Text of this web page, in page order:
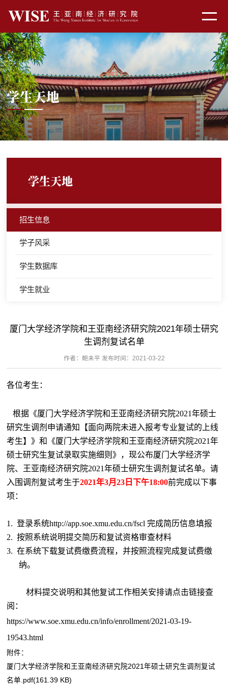
学生天地
学生天地
招生信息
学子风采
学生数据库
学生就业
厦门大学经济学院和王亚南经济研究院2021年硕士研究
生调剂复试名单
作者：鲍未平 发布时间：2021-03-22
各位考生：
根据《厦门大学经济学院和王亚南经济研究院2021年硕士
研究生调剂申请通知【面向两院未进入报考专业复试的上线
考生】》和《厦门大学经济学院和王亚南经济研究院2021年
硕士研究生复试录取实施细则》，现公布厦门大学经济学
院、王亚南经济研究院2021年硕士研究生调剂复试名单。请
入围调剂复试考生于2021年3月 23日下午18:00前完成以下事
项：
1. 登录系统http://app.soe.xmu.edu.cn/fscl 完成简历信息填报
2. 按照系统说明提交简历和复试资格审查材料
3. 在系统下载复试费缴费流程，并按照流程完成复试费缴
纳。
材料提交说明和其他复试工作相关安排请点击链接查
阅：
https://www.soe.xmu.edu.cn/info/enrollment/2021-03-19-
19543.html
附件：
厦门大学经济学院和王亚南经济研究院2021年硕士研究生调剂复试
名单.pdf(161.39 KB)